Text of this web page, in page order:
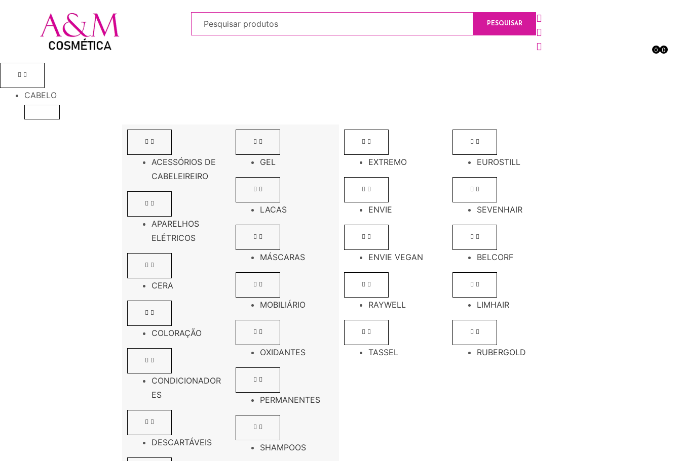
PESQUISAR
0
0
CABELO
ACESSÓRIOS DE
CABELEIREIRO
APARELHOS
ELÉTRICOS
CERA
COLORAÇÃO
CONDICIONADOR
ES
DESCARTÁVEIS
GEL
LACAS
MÁSCARAS
MOBILIÁRIO
OXIDANTES
PERMANENTES
SHAMPOOS
EXTREMO
ENVIE
ENVIE VEGAN
RAYWELL
TASSEL
EUROSTILL
SEVENHAIR
BELCORF
LIMHAIR
RUBERGOLD